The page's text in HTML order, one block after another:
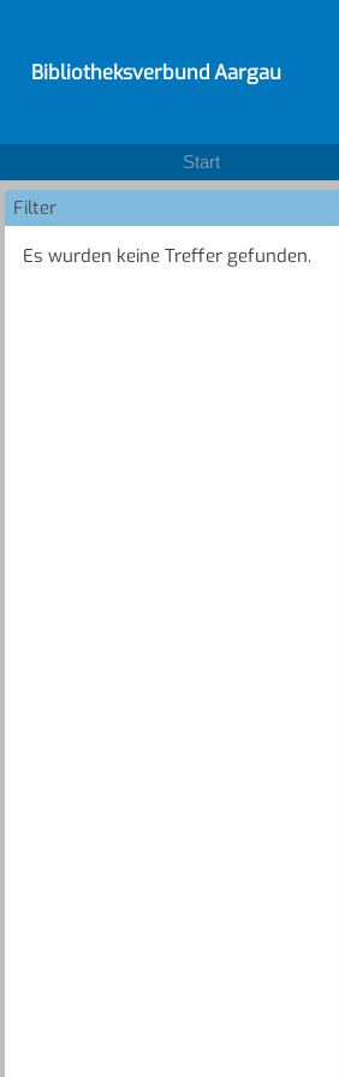
Bibliotheksverbund Aargau
Start
Filter
Es wurden keine Treffer gefunden.